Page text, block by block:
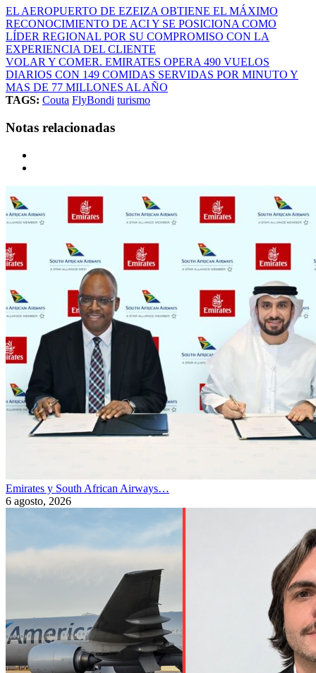
EL AEROPUERTO DE EZEIZA OBTIENE EL MÁXIMO
RECONOCIMIENTO DE ACI Y SE POSICIONA COMO
LÍDER REGIONAL POR SU COMPROMISO CON LA
EXPERIENCIA DEL CLIENTE
VOLAR Y COMER. EMIRATES OPERA 490 VUELOS
DIARIOS CON 149 COMIDAS SERVIDAS POR MINUTO Y
MAS DE 77 MILLONES AL AÑO
TAGS: Couta FlyBondi turismo
Notas relacionadas
Emirates y South African Airways…
6 agosto, 2026